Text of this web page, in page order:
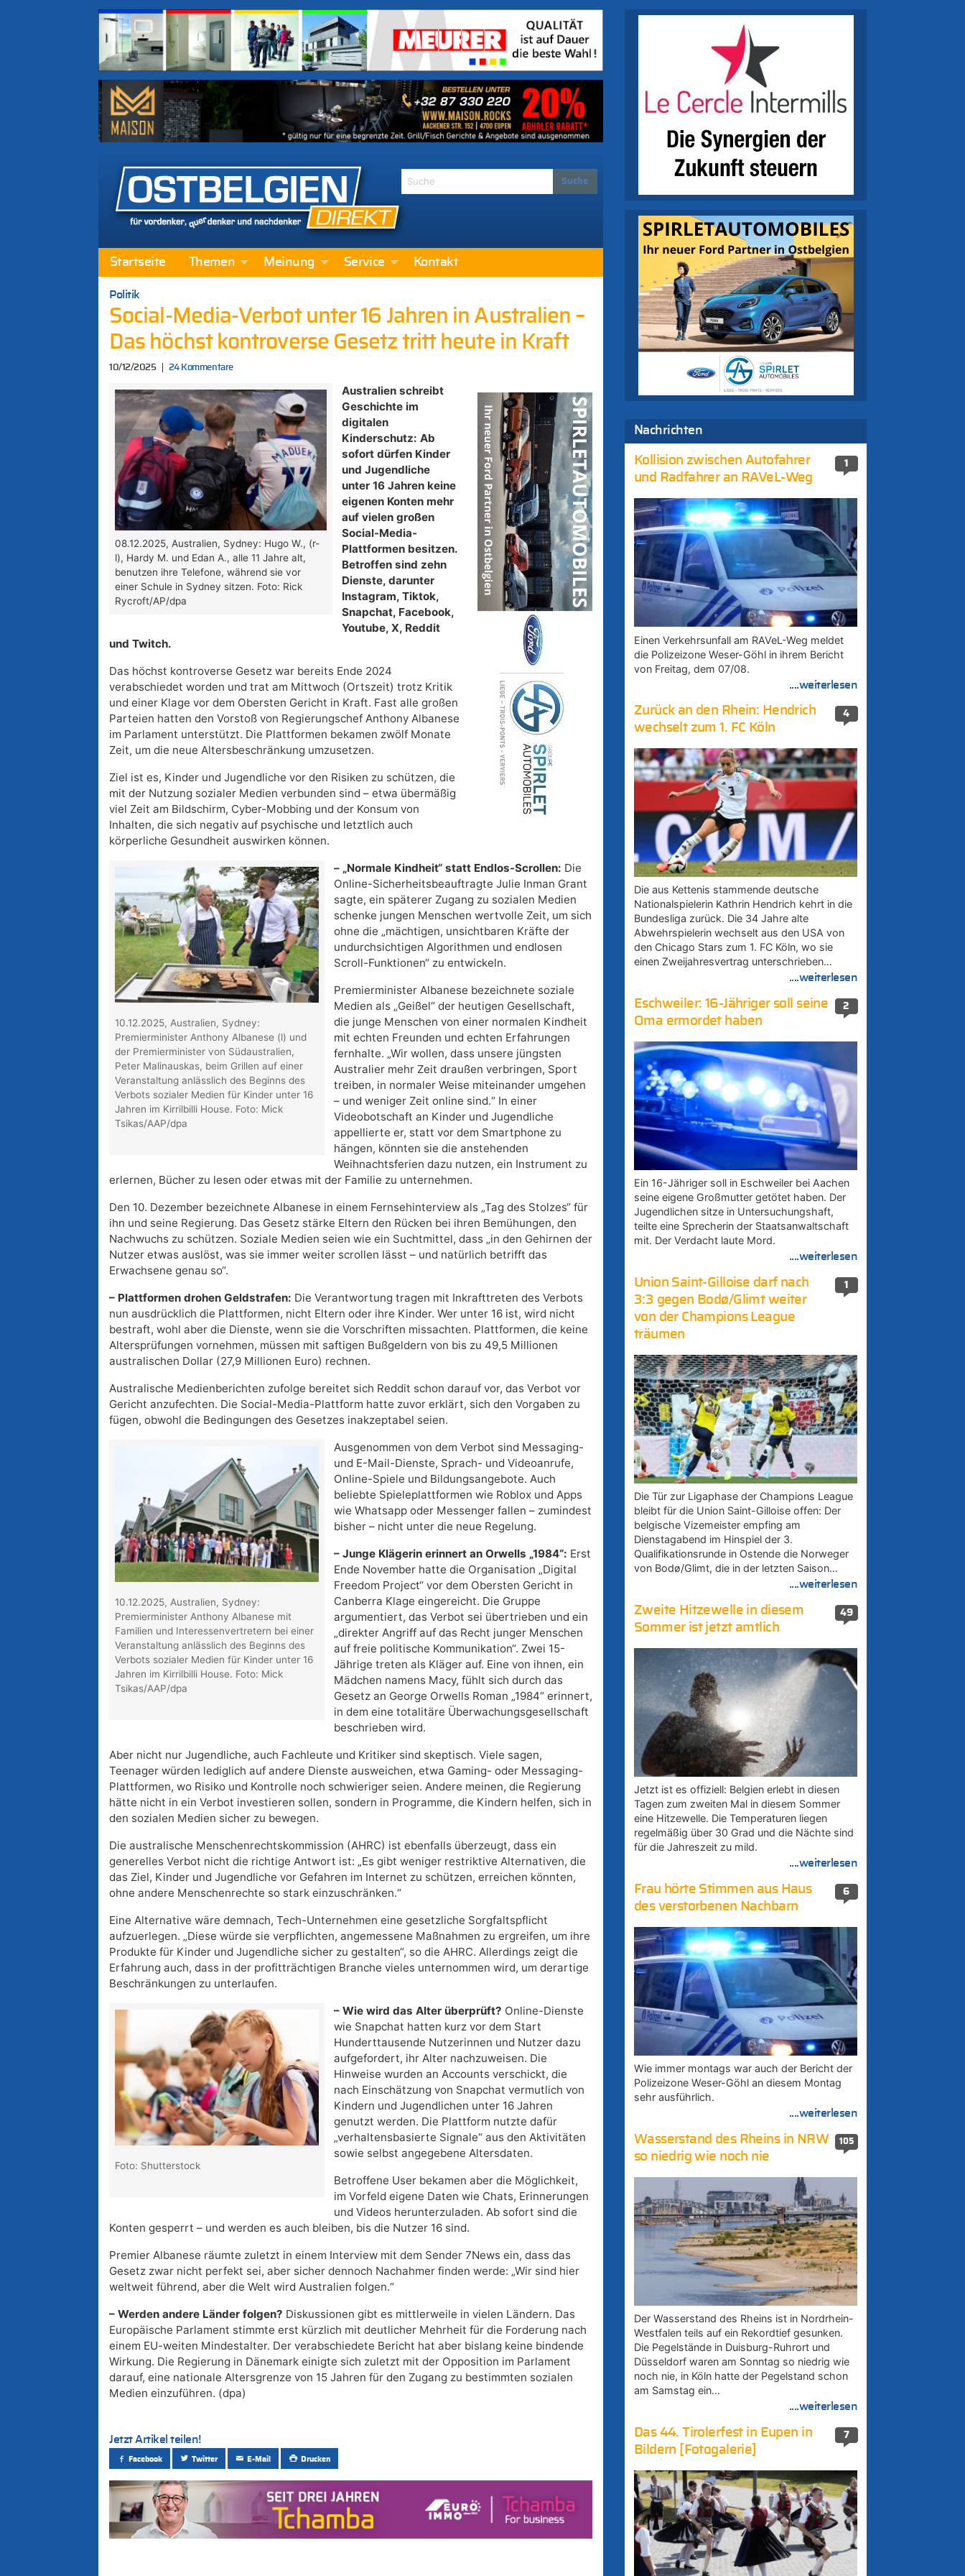
Startseite Themen Meinung Service Kontakt
Politik
Social-Media-Verbot unter 16 Jahren in Australien –
Das höchst kontroverse Gesetz tritt heute in Kraft
10/12/2025 24 Kommentare
08.12.2025, Australien, Sydney: Hugo W., (r-
l), Hardy M. und Edan A., alle 11 Jahre alt,
benutzen ihre Telefone, während sie vor
einer Schule in Sydney sitzen. Foto: Rick
Rycroft/AP/dpa
Australien schreibt
Geschichte im
digitalen
Kinderschutz: Ab
sofort dürfen Kinder
und Jugendliche
unter 16 Jahren keine
eigenen Konten mehr
auf vielen großen
Social-Media-
Plattformen besitzen.
Betroffen sind zehn
Dienste, darunter
Instagram, Tiktok,
Snapchat, Facebook,
Youtube, X, Reddit
und Twitch.
Das höchst kontroverse Gesetz war bereits Ende 2024
verabschiedet worden und trat am Mittwoch (Ortszeit) trotz Kritik
und einer Klage vor dem Obersten Gericht in Kraft. Fast alle großen
Parteien hatten den Vorstoß von Regierungschef Anthony Albanese
im Parlament unterstützt. Die Plattformen bekamen zwölf Monate
Zeit, um die neue Altersbeschränkung umzusetzen.
Ziel ist es, Kinder und Jugendliche vor den Risiken zu schützen, die
mit der Nutzung sozialer Medien verbunden sind – etwa übermäßig
viel Zeit am Bildschirm, Cyber-Mobbing und der Konsum von
Inhalten, die sich negativ auf psychische und letztlich auch
körperliche Gesundheit auswirken können.
10.12.2025, Australien, Sydney:
Premierminister Anthony Albanese (l) und
der Premierminister von Südaustralien,
Peter Malinauskas, beim Grillen auf einer
Veranstaltung anlässlich des Beginns des
Verbots sozialer Medien für Kinder unter 16
Jahren im Kirrilbilli House. Foto: Mick
Tsikas/AAP/dpa
– „Normale Kindheit“ statt Endlos-Scrollen: Die
Online-Sicherheitsbeauftragte Julie Inman Grant
sagte, ein späterer Zugang zu sozialen Medien
schenke jungen Menschen wertvolle Zeit, um sich
ohne die „mächtigen, unsichtbaren Kräfte der
undurchsichtigen Algorithmen und endlosen
Scroll-Funktionen“ zu entwickeln.
Premierminister Albanese bezeichnete soziale
Medien als „Geißel“ der heutigen Gesellschaft,
die junge Menschen von einer normalen Kindheit
mit echten Freunden und echten Erfahrungen
fernhalte. „Wir wollen, dass unsere jüngsten
Australier mehr Zeit draußen verbringen, Sport
treiben, in normaler Weise miteinander umgehen
– und weniger Zeit online sind.“ In einer
Videobotschaft an Kinder und Jugendliche
appellierte er, statt vor dem Smartphone zu
hängen, könnten sie die anstehenden
Weihnachtsferien dazu nutzen, ein Instrument zu
erlernen, Bücher zu lesen oder etwas mit der Familie zu unternehmen.
Den 10. Dezember bezeichnete Albanese in einem Fernsehinterview als „Tag des Stolzes“ für
ihn und seine Regierung. Das Gesetz stärke Eltern den Rücken bei ihren Bemühungen, den
Nachwuchs zu schützen. Soziale Medien seien wie ein Suchtmittel, dass „in den Gehirnen der
Nutzer etwas auslöst, was sie immer weiter scrollen lässt – und natürlich betrifft das
Erwachsene genau so“.
– Plattformen drohen Geldstrafen: Die Verantwortung tragen mit Inkrafttreten des Verbots
nun ausdrücklich die Plattformen, nicht Eltern oder ihre Kinder. Wer unter 16 ist, wird nicht
bestraft, wohl aber die Dienste, wenn sie die Vorschriften missachten. Plattformen, die keine
Altersprüfungen vornehmen, müssen mit saftigen Bußgeldern von bis zu 49,5 Millionen
australischen Dollar (27,9 Millionen Euro) rechnen.
Australische Medienberichten zufolge bereitet sich Reddit schon darauf vor, das Verbot vor
Gericht anzufechten. Die Social-Media-Plattform hatte zuvor erklärt, sich den Vorgaben zu
fügen, obwohl die Bedingungen des Gesetzes inakzeptabel seien.
10.12.2025, Australien, Sydney:
Premierminister Anthony Albanese mit
Familien und Interessenvertretern bei einer
Veranstaltung anlässlich des Beginns des
Verbots sozialer Medien für Kinder unter 16
Jahren im Kirrilbilli House. Foto: Mick
Tsikas/AAP/dpa
Ausgenommen von dem Verbot sind Messaging-
und E-Mail-Dienste, Sprach- und Videoanrufe,
Online-Spiele und Bildungsangebote. Auch
beliebte Spieleplattformen wie Roblox und Apps
wie Whatsapp oder Messenger fallen – zumindest
bisher – nicht unter die neue Regelung.
– Junge Klägerin erinnert an Orwells „1984“: Erst
Ende November hatte die Organisation „Digital
Freedom Project“ vor dem Obersten Gericht in
Canberra Klage eingereicht. Die Gruppe
argumentiert, das Verbot sei übertrieben und ein
„direkter Angriff auf das Recht junger Menschen
auf freie politische Kommunikation“. Zwei 15-
Jährige treten als Kläger auf. Eine von ihnen, ein
Mädchen namens Macy, fühlt sich durch das
Gesetz an George Orwells Roman „1984“ erinnert,
in dem eine totalitäre Überwachungsgesellschaft
beschrieben wird.
Aber nicht nur Jugendliche, auch Fachleute und Kritiker sind skeptisch. Viele sagen,
Teenager würden lediglich auf andere Dienste ausweichen, etwa Gaming- oder Messaging-
Plattformen, wo Risiko und Kontrolle noch schwieriger seien. Andere meinen, die Regierung
hätte nicht in ein Verbot investieren sollen, sondern in Programme, die Kindern helfen, sich in
den sozialen Medien sicher zu bewegen.
Die australische Menschenrechtskommission (AHRC) ist ebenfalls überzeugt, dass ein
generelles Verbot nicht die richtige Antwort ist: „Es gibt weniger restriktive Alternativen, die
das Ziel, Kinder und Jugendliche vor Gefahren im Internet zu schützen, erreichen könnten,
ohne andere Menschenrechte so stark einzuschränken.“
Eine Alternative wäre demnach, Tech-Unternehmen eine gesetzliche Sorgfaltspflicht
aufzuerlegen. „Diese würde sie verpflichten, angemessene Maßnahmen zu ergreifen, um ihre
Produkte für Kinder und Jugendliche sicher zu gestalten“, so die AHRC. Allerdings zeigt die
Erfahrung auch, dass in der profitträchtigen Branche vieles unternommen wird, um derartige
Beschränkungen zu unterlaufen.
Foto: Shutterstock
– Wie wird das Alter überprüft? Online-Dienste
wie Snapchat hatten kurz vor dem Start
Hunderttausende Nutzerinnen und Nutzer dazu
aufgefordert, ihr Alter nachzuweisen. Die
Hinweise wurden an Accounts verschickt, die
nach Einschätzung von Snapchat vermutlich von
Kindern und Jugendlichen unter 16 Jahren
genutzt werden. Die Plattform nutzte dafür
„verhaltensbasierte Signale“ aus den Aktivitäten
sowie selbst angegebene Altersdaten.
Betroffene User bekamen aber die Möglichkeit,
im Vorfeld eigene Daten wie Chats, Erinnerungen
und Videos herunterzuladen. Ab sofort sind die
Konten gesperrt – und werden es auch bleiben, bis die Nutzer 16 sind.
Premier Albanese räumte zuletzt in einem Interview mit dem Sender 7News ein, dass das
Gesetz zwar nicht perfekt sei, aber sicher dennoch Nachahmer finden werde: „Wir sind hier
weltweit führend, aber die Welt wird Australien folgen.“
– Werden andere Länder folgen? Diskussionen gibt es mittlerweile in vielen Ländern. Das
Europäische Parlament stimmte erst kürzlich mit deutlicher Mehrheit für die Forderung nach
einem EU-weiten Mindestalter. Der verabschiedete Bericht hat aber bislang keine bindende
Wirkung. Die Regierung in Dänemark einigte sich zuletzt mit der Opposition im Parlament
darauf, eine nationale Altersgrenze von 15 Jahren für den Zugang zu bestimmten sozialen
Medien einzuführen. (dpa)
Jetzt Artikel teilen!
Facebook Twitter E-Mail Drucken
Nachrichten
1
Kollision zwischen Autofahrer
und Radfahrer an RAVeL-Weg
Einen Verkehrsunfall am RAVeL-Weg meldet
die Polizeizone Weser-Göhl in ihrem Bericht
von Freitag, dem 07/08.
....weiterlesen
4
Zurück an den Rhein: Hendrich
wechselt zum 1. FC Köln
Die aus Kettenis stammende deutsche
Nationalspielerin Kathrin Hendrich kehrt in die
Bundesliga zurück. Die 34 Jahre alte
Abwehrspielerin wechselt aus den USA von
den Chicago Stars zum 1. FC Köln, wo sie
einen Zweijahresvertrag unterschrieben…
....weiterlesen
2
Eschweiler: 16-Jähriger soll seine
Oma ermordet haben
Ein 16-Jähriger soll in Eschweiler bei Aachen
seine eigene Großmutter getötet haben. Der
Jugendlichen sitze in Untersuchungshaft,
teilte eine Sprecherin der Staatsanwaltschaft
mit. Der Verdacht laute Mord.
....weiterlesen
1
Union Saint-Gilloise darf nach
3:3 gegen Bodø/Glimt weiter
von der Champions League
träumen
Die Tür zur Ligaphase der Champions League
bleibt für die Union Saint-Gilloise offen: Der
belgische Vizemeister empfing am
Dienstagabend im Hinspiel der 3.
Qualifikationsrunde in Ostende die Norweger
von Bodø/Glimt, die in der letzten Saison…
....weiterlesen
49
Zweite Hitzewelle in diesem
Sommer ist jetzt amtlich
Jetzt ist es offiziell: Belgien erlebt in diesen
Tagen zum zweiten Mal in diesem Sommer
eine Hitzewelle. Die Temperaturen liegen
regelmäßig über 30 Grad und die Nächte sind
für die Jahreszeit zu mild.
....weiterlesen
6
Frau hörte Stimmen aus Haus
des verstorbenen Nachbarn
Wie immer montags war auch der Bericht der
Polizeizone Weser-Göhl an diesem Montag
sehr ausführlich.
....weiterlesen
105
Wasserstand des Rheins in NRW
so niedrig wie noch nie
Der Wasserstand des Rheins ist in Nordrhein-
Westfalen teils auf ein Rekordtief gesunken.
Die Pegelstände in Duisburg-Ruhrort und
Düsseldorf waren am Sonntag so niedrig wie
noch nie, in Köln hatte der Pegelstand schon
am Samstag ein…
....weiterlesen
7
Das 44. Tirolerfest in Eupen in
Bildern [Fotogalerie]